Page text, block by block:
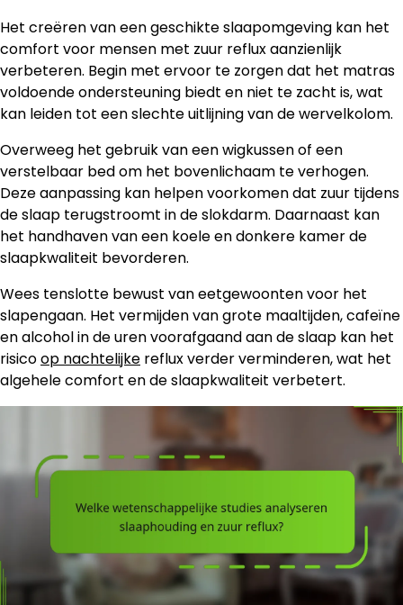
Het creëren van een geschikte slaapomgeving kan het
comfort voor mensen met zuur reflux aanzienlijk
verbeteren. Begin met ervoor te zorgen dat het matras
voldoende ondersteuning biedt en niet te zacht is, wat
kan leiden tot een slechte uitlijning van de wervelkolom.
Overweeg het gebruik van een wigkussen of een
verstelbaar bed om het bovenlichaam te verhogen.
Deze aanpassing kan helpen voorkomen dat zuur tijdens
de slaap terugstroomt in de slokdarm. Daarnaast kan
het handhaven van een koele en donkere kamer de
slaapkwaliteit bevorderen.
Wees tenslotte bewust van eetgewoonten voor het
slapengaan. Het vermijden van grote maaltijden, cafeïne
en alcohol in de uren voorafgaand aan de slaap kan het
risicoop nachtelijke reflux verder verminderen, wat het
algehele comfort en de slaapkwaliteit verbetert.